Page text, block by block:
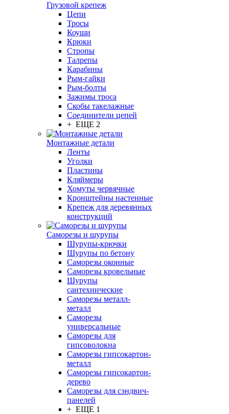
Грузовой крепеж
Цепи
Тросы
Коуши
Крюки
Стропы
Талрепы
Карабины
Рым-гайки
Рым-болты
Зажимы троса
Скобы такелажные
Соединители цепей
+ ЕЩЕ 2
Монтажные детали
Ленты
Уголки
Пластины
Кляймеры
Хомуты червячные
Кронштейны настенные
Крепеж для деревянных
конструкций
Саморезы и шурупы
Шурупы-крючки
Шурупы по бетону
Саморезы оконные
Саморезы кровельные
Шурупы
сантехнические
Саморезы металл-
металл
Саморезы
универсальные
Саморезы для
гипсоволокна
Саморезы гипсокартон-
металл
Саморезы гипсокартон-
дерево
Саморезы для сэндвич-
панелей
+ ЕЩЕ 1